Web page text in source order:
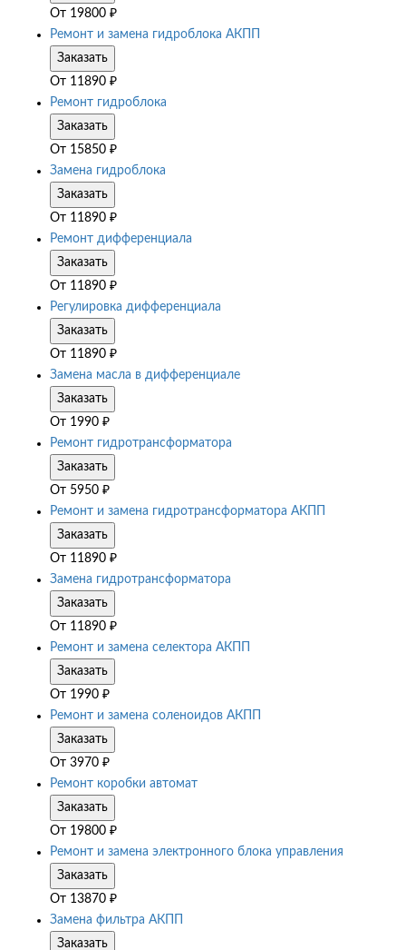
От 19800 ₽
Ремонт и замена гидроблока АКПП
Заказать
От 11890 ₽
Ремонт гидроблока
Заказать
От 15850 ₽
Замена гидроблока
Заказать
От 11890 ₽
Ремонт дифференциала
Заказать
От 11890 ₽
Регулировка дифференциала
Заказать
От 11890 ₽
Замена масла в дифференциале
Заказать
От 1990 ₽
Ремонт гидротрансформатора
Заказать
От 5950 ₽
Ремонт и замена гидротрансформатора АКПП
Заказать
От 11890 ₽
Замена гидротрансформатора
Заказать
От 11890 ₽
Ремонт и замена селектора АКПП
Заказать
От 1990 ₽
Ремонт и замена соленоидов АКПП
Заказать
От 3970 ₽
Ремонт коробки автомат
Заказать
От 19800 ₽
Ремонт и замена электронного блока управления
Заказать
От 13870 ₽
Замена фильтра АКПП
Заказать